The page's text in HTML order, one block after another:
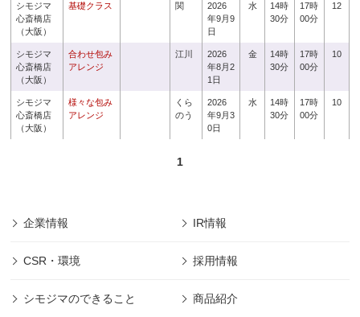
シモジマ
心斎橋店
（大阪）
基礎クラス 関
2026
年9月9
日
水
14時
30分
17時
00分
12
シモジマ
心斎橋店
（大阪）
合わせ包み
アレンジ
江川
2026
年8月2
1日
金
14時
30分
17時
00分
10
シモジマ
心斎橋店
（大阪）
様々な包み
アレンジ
くら
のう
2026
年9月3
0日
水
14時
30分
17時
00分
10
1
企業情報 IR情報
CSR・環境 採用情報
シモジマのできること 商品紹介